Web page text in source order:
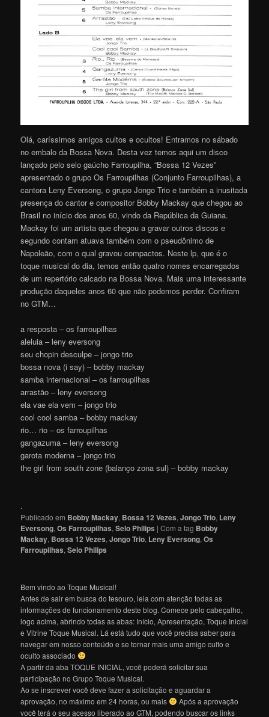
Olá, caríssimos amigos cultos e ocultos! Entramos no sábado
no embalo da Bossa Nova. Desta vez temos aqui um disco
lançado pelo selo gaúcho Farroupilha, “Bossa 12 Vezes”
apresentado o grupo Os Farroupilhas (Conjunto Farroupilhas), a
cantora Leny Eversong, o grupo Jongo Trio e também a inusitada
presença do cantor e compositor Bobby Mackay que chegou ao
Brasil no início dos anos 60, vindo da República da Guiana.
Mackay foi um artista que chegou a gravar outros discos e
segundo contam atuava também com o pseudônimo de
Napoleão, com o qual gravou compactos. Neste lp, que é o
toque musical do dia, temos então quatro nomes encarregados
de um repertório calcado na Bossa Nova. Mais uma interessante
produção daqueles anos 60 que não podemos perder. Confiram
no GTM…
a resposta – os farroupilhas
aleluia – leny eversong
seu chopin desculpe – jongo trio
bossa nova (i say) – bobby mackay
samba internacional – os farroupilhas
arrastão – leny eversong
ela vae ela vem – jongo trio
cool cool samba – bobby mackay
rio… rio – os farroupilhas
gangazuma – leny eversong
garota moderna – jongo trio
the girl from south zone (balanço zona sul) – bobby mackay
.
Publicado em Bobby Mackay, Bossa 12 Vezes,Jongo Trio, Leny
Eversong,Os Farroupilhas,Selo Philips |Com a tag Bobby
Mackay, Bossa 12 Vezes,Jongo Trio, Leny Eversong,Os
Farroupilhas,Selo Philips
Bem vindo ao Toque Musical!
Antes de sair em busca do tesouro, leia com atenção todas as
informações de funcionamento deste blog. Comece pelo cabeçalho,
logo acima, abrindo todas as abas: Início, Apresentação, Toque Inicial
e Vitrine Toque Musical. Lá está tudo que você precisa saber para
navegar em nosso conteúdo e se tornar mais uma amigo culto e
oculto associado
A partir da aba TOQUE INICIAL, você poderá solicitar sua
participação no Grupo Toque Musical.
Ao se inscrever você deve fazer a solicitação e aguardar a
aprovação, no máximo em 24 horas, ou mais
Após a aprovação
você terá o seu acesso liberado ao GTM, podendo buscar os links